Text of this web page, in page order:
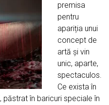
premisa
pentru
apariția unui
concept de
artă și vin
unic, aparte,
spectaculos.
Ce exista în
în baricuri speciale în